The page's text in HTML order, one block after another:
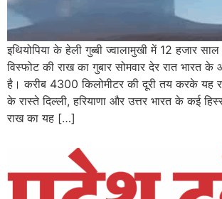
इथियोपिया के हेली गुब्बी ज्वालामुखी में 12 हजार
विस्फोट की राख का गुबार सोमवार देर रात भारत के
है। करीब 4300 किलोमीटर की दूरी तय करके यह
के रास्ते दिल्ली, हरियाणा और उत्तर भारत के कई
राख का यह […]